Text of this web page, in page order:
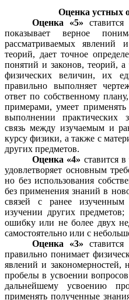
Оценка устных
Оценка «5»
показывает верное
рассматриваемых явлений
теорий, дает точное
понятий и законов, теорий,
физических величин, их
правильно выполняет
ответ по собственному
примерами, умеет
выполнении практических
связь между изучаемым и
курсу физики, а также с
других предметов.
Оценка «4» ставится
удовлетворяет основным
но без использования
без применения знаний в
связей с ранее
изучении других
ошибку или не более двух
самостоятельно или с
Оценка «3»
правильно понимает
явлений и закономерностей,
пробелы в усвоении
дальнейшему усвоению
применять полученные